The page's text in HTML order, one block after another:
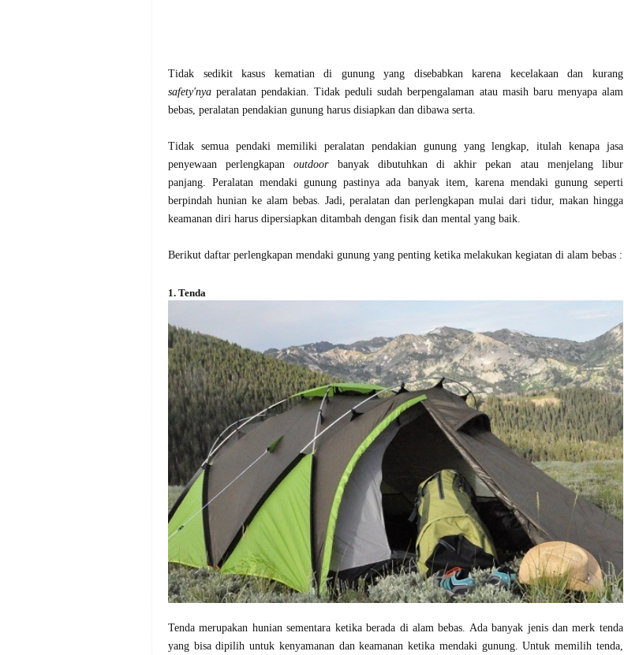
Tidak sedikit kasus kematian di gunung yang disebabkan karena kecelakaan dan kurang
safety'nya peralatan pendakian. Tidak peduli sudah berpengalaman atau masih baru menyapa alam
bebas, peralatan pendakian gunung harus disiapkan dan dibawa serta.
Tidak semua pendaki memiliki peralatan pendakian gunung yang lengkap, itulah kenapa jasa
penyewaan perlengkapanoutdoorbanyak dibutuhkan di akhir pekan atau menjelang libur
panjang.Peralatan mendaki gunung pastinya ada banyak item, karena mendaki gunung seperti
berpindah hunian ke alam bebas. Jadi, peralatan dan perlengkapan mulai dari tidur, makan hingga
keamanan diri harus dipersiapkan ditambah dengan fisik dan mental yang baik.
Berikut daftar perlengkapan mendaki gunung yang penting ketika melakukan kegiatan di alam bebas :
1. Tenda
Tenda merupakan hunian sementara ketika berada di alam bebas. Ada banyak jenis dan merk tenda
yang bisa dipilih untuk kenyamanan dan keamanan ketika mendaki gunung. Untuk memilih tenda,